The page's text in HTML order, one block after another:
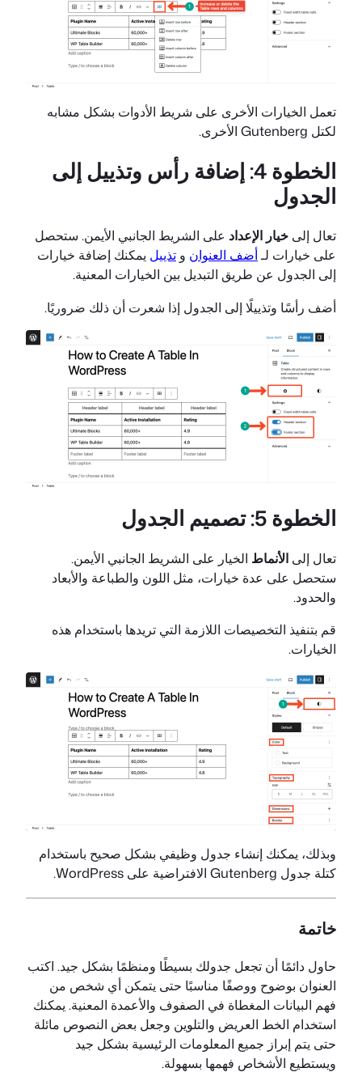
تعمل الخيارات الأخرى على شريط الأدوات بشكل مشابه
لكتل Gutenberg الأخرى.
الخطوة 4: إضافة رأس وتذييل إلى
الجدول
تعال إلى خيار الإعداد على الشريط الجانبي الأيمن. ستحصل
على خيارات لـأضف العنوان و تذييل يمكنك إضافة خيارات
إلى الجدول عن طريق التبديل بين الخيارات المعنية.
أضف رأسًا وتذييلًا إلى الجدول إذا شعرت أن ذلك ضروريًا.
الخطوة 5: تصميم الجدول
تعال إلى الأنماط الخيار على الشريط الجانبي الأيمن.
ستحصل على عدة خيارات، مثل اللون والطباعة والأبعاد
والحدود.
قم بتنفيذ التخصيصات اللازمة التي تريدها باستخدام هذه
الخيارات.
وبذلك، يمكنك إنشاء جدول وظيفي بشكل صحيح باستخدام
كتلة جدول Gutenberg الافتراضية على WordPress.
خاتمة
حاول دائمًا أن تجعل جدولك بسيطًا ومنظمًا بشكل جيد. اكتب
العنوان بوضوح ووصفًا مناسبًا حتى يتمكن أي شخص من
فهم البيانات المغطاة في الصفوف والأعمدة المعنية. يمكنك
استخدام الخط العريض والتلوين وجعل بعض النصوص مائلة
حتى يتم إبراز جميع المعلومات الرئيسية بشكل جيد
ويستطيع الأشخاص فهمها بسهولة.